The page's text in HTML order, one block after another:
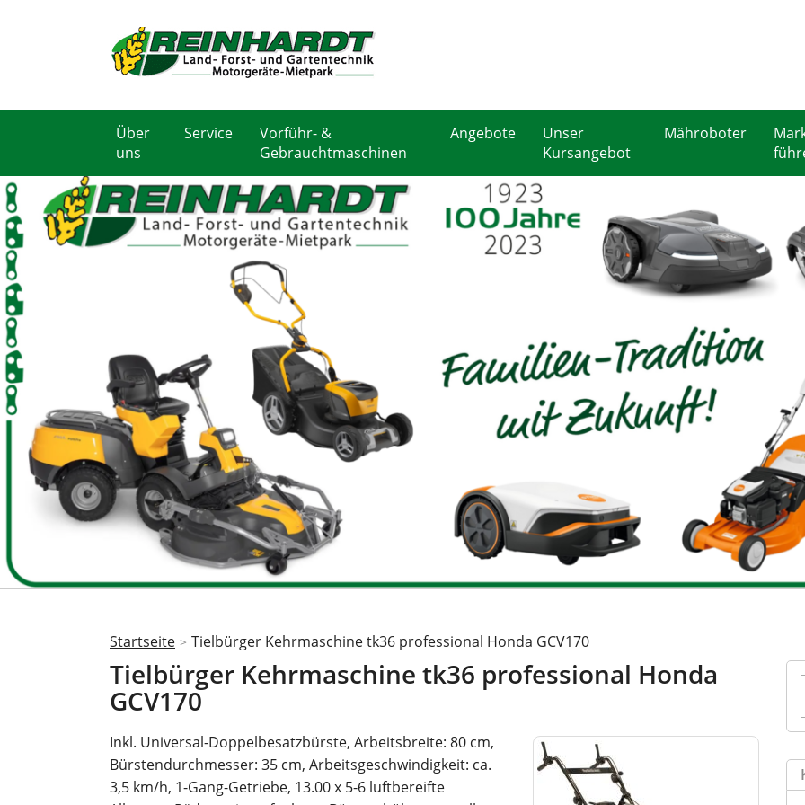
Über
uns
Service
Vorführ- &
Gebrauchtmaschinen
Angebote
Unser
Kursangebot
Mähroboter
Sie
sind
hier
Startseite > Tielbürger Kehrmaschine tk36 professional Honda GCV170
Tielbürger Kehrmaschine tk36 professional Honda
GCV170
Inkl. Universal-Doppelbesatzbürste, Arbeitsbreite: 80 cm,
Bürstendurchmesser: 35 cm, Arbeitsgeschwindigkeit: ca.
3,5 km/h, 1-Gang-Getriebe, 13.00 x 5-6 luftbereifte